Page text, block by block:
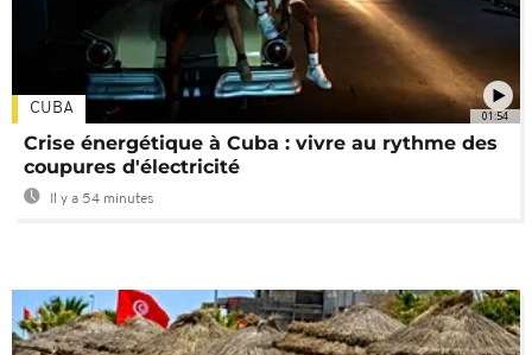
01:54
CUBA
Crise énergétique à Cuba : vivre au rythme des
coupures d'électricité
Il y a 54 minutes